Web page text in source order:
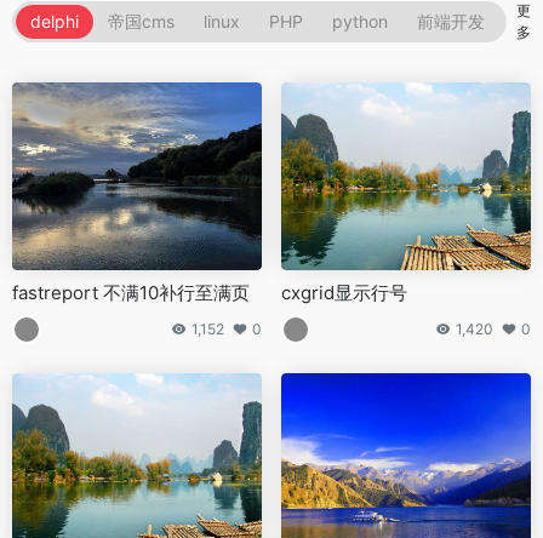
delphi 帝国cms linux PHP python 前端开发 sql
更
多
fastreport 不满10补行至满页
1,152 0
cxgrid显示行号
1,420 0